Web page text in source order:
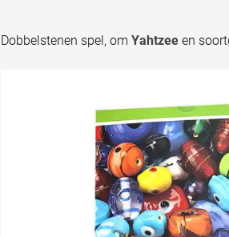
Dobbelstenen spel, om Yahtzee en